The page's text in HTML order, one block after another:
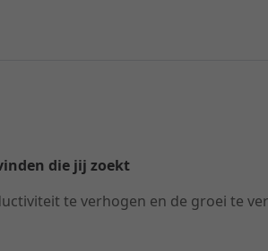
die jij zoekt
te verhogen en de groei te